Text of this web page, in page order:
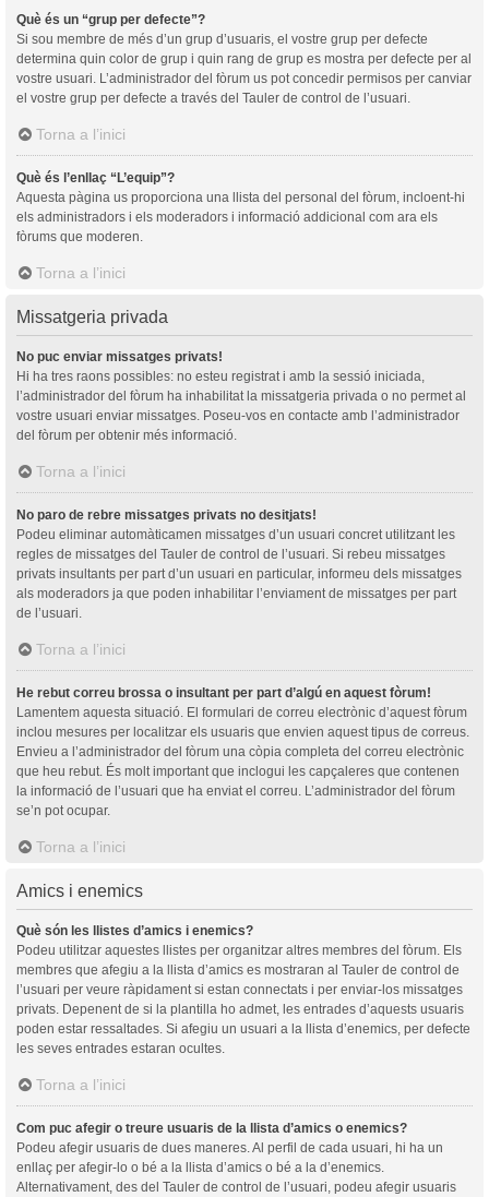
Què és un “grup per defecte”?
Si sou membre de més d’un grup d’usuaris, el vostre grup per defecte
determina quin color de grup i quin rang de grup es mostra per defecte per al
vostre usuari. L’administrador del fòrum us pot concedir permisos per canviar
el vostre grup per defecte a través del Tauler de control de l’usuari.
Torna a l’inici
Què és l’enllaç “L’equip”?
Aquesta pàgina us proporciona una llista del personal del fòrum, incloent-hi
els administradors i els moderadors i informació addicional com ara els
fòrums que moderen.
Torna a l’inici
Missatgeria privada
No puc enviar missatges privats!
Hi ha tres raons possibles: no esteu registrat i amb la sessió iniciada,
l’administrador del fòrum ha inhabilitat la missatgeria privada o no permet al
vostre usuari enviar missatges. Poseu-vos en contacte amb l’administrador
del fòrum per obtenir més informació.
Torna a l’inici
No paro de rebre missatges privats no desitjats!
Podeu eliminar automàticamen missatges d’un usuari concret utilitzant les
regles de missatges del Tauler de control de l’usuari. Si rebeu missatges
privats insultants per part d’un usuari en particular, informeu dels missatges
als moderadors ja que poden inhabilitar l’enviament de missatges per part
de l’usuari.
Torna a l’inici
He rebut correu brossa o insultant per part d’algú en aquest fòrum!
Lamentem aquesta situació. El formulari de correu electrònic d’aquest fòrum
inclou mesures per localitzar els usuaris que envien aquest tipus de correus.
Envieu a l’administrador del fòrum una còpia completa del correu electrònic
que heu rebut. És molt important que inclogui les capçaleres que contenen
la informació de l’usuari que ha enviat el correu. L’administrador del fòrum
se’n pot ocupar.
Torna a l’inici
Amics i enemics
Què són les llistes d’amics i enemics?
Podeu utilitzar aquestes llistes per organitzar altres membres del fòrum. Els
membres que afegiu a la llista d’amics es mostraran al Tauler de control de
l’usuari per veure ràpidament si estan connectats i per enviar-los missatges
privats. Depenent de si la plantilla ho admet, les entrades d’aquests usuaris
poden estar ressaltades. Si afegiu un usuari a la llista d’enemics, per defecte
les seves entrades estaran ocultes.
Torna a l’inici
Com puc afegir o treure usuaris de la llista d’amics o enemics?
Podeu afegir usuaris de dues maneres. Al perfil de cada usuari, hi ha un
enllaç per afegir-lo o bé a la llista d’amics o bé a la d’enemics.
Alternativament, des del Tauler de control de l’usuari, podeu afegir usuaris